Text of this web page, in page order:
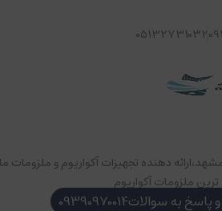
05132731032
دهنده تجهیزات آکواریوم و
ترین ملزومات آکواریوم
به سوالات09390970014